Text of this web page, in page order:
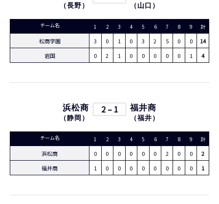
（長野 ） （ 山口 ）
チーム名 1 2 3 4 5 6 7 8 9 計
松商学園 3 0 1 0 3 2 5 0 0
14
岩国
0 2 1 0 0 0 0 0 1 4
浜松商
（静岡 ）
2 – 1 福井商
（福井 ）
チーム名 1 2 3 4 5 6 7 8 9 計
浜松商 0 0 0 0 0 0 2 0 0
2
福井商
1 0 0 0 0 0 0 0 0 1